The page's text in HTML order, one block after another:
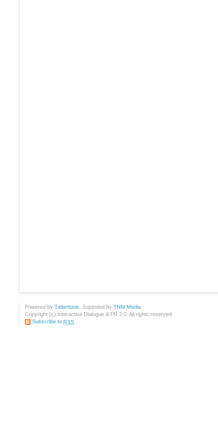
Powered by Tattertools . Suppoted by TNM Media
Copyright (c) Interactive Dialogue & PR 2.0. All rights reserved.
Subscribe to RSS